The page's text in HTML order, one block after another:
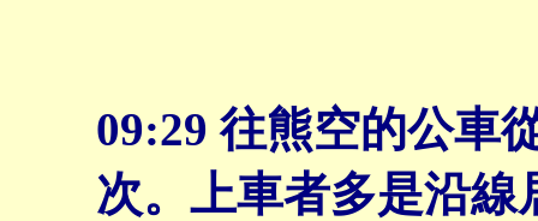
09:29 往熊空的公車
次。上車者多是沿